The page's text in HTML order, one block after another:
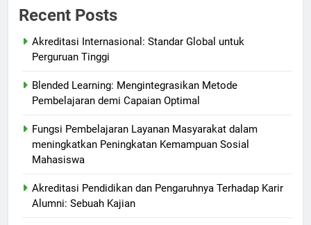
Recent Posts
Akreditasi Internasional: Standar Global untuk
Perguruan Tinggi
Blended Learning: Mengintegrasikan Metode
Pembelajaran demi Capaian Optimal
Fungsi Pembelajaran Layanan Masyarakat dalam
meningkatkan Peningkatan Kemampuan Sosial
Mahasiswa
Akreditasi Pendidikan dan Pengaruhnya Terhadap Karir
Alumni: Sebuah Kajian